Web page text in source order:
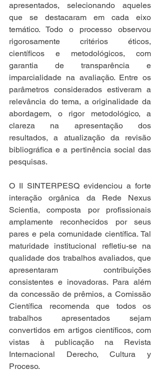
apresentados, selecionando aqueles
que se destacaram em cada eixo
temático. Todo o processo observou
rigorosamente critérios éticos,
científicos e metodológicos, com
garantia de transparência e
imparcialidade na avaliação. Entre os
parâmetros considerados estiveram a
relevância do tema, a originalidade da
abordagem, o rigor metodológico, a
clareza na apresentação dos
resultados, a atualização da revisão
bibliográfica e a pertinência social das
pesquisas.
O II SINTERPESQ evidenciou a forte
interação orgânica da Rede Nexus
Scientia, composta por profissionais
amplamente reconhecidos por seus
pares e pela comunidade científica. Tal
maturidade institucional refletiu-se na
qualidade dos trabalhos avaliados, que
apresentaram contribuições
consistentes e inovadoras. Para além
da concessão de prêmios, a Comissão
Científica recomenda que todos os
trabalhos apresentados sejam
convertidos em artigos científicos, com
vistas à publicação na Revista
Internacional Derecho, Cultura y
Proceso.